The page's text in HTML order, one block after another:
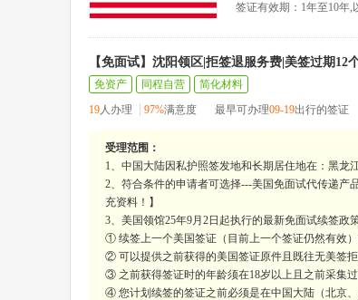
签证有效期：1年至10年,
【免面试】沈阳领区|拒签退服务费|美签过期12
免资产
同程自营
简化材料
19人办理 97%满意度 最早可办理09-19出行的签证
受理范围：
1、中国大陆因私护照签发地和长期居住地在：黑龙
2、符合条件的申请者可选择---美国免面试代传递产
充资料！】
3、美国领馆25年9月2日起执行的最新免面试续签政
① 续签上一个美国签证（目前上一个签证仍然有效
② 可以提供之前获得的美国签证原件且既往无美签拒
③ 之前获得签证时的年龄须在18岁以上且之前采集过
④ 您计划续签的签证之前必须是在中国大陆（北京